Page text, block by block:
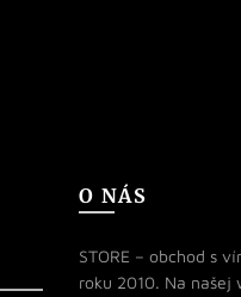
O NÁS
STORE – obchod s
roku 2010. Na našej